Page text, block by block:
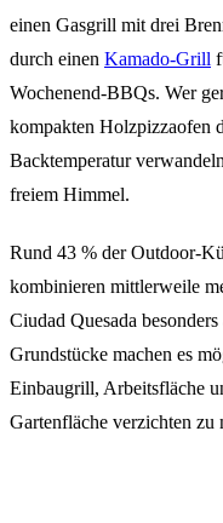
einen Gasgrill mit drei
durch einen Kamado-Grill
Wochenend-BBQs. Wer
kompakten Holzpizzaofen
Backtemperatur
freiem Himmel.
Rund 43 % der Outdoor-
kombinieren mittlerweile
Ciudad Quesada
Grundstücke machen es
Einbaugrill, Arbeitsfläche
Gartenfläche verzichten zu